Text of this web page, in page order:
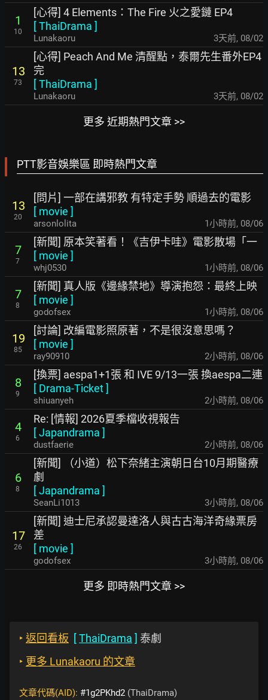
1
10
[心得] 4 Elements：The Fire 火之愛鏈 EP4
[ThaiDrama ]
Lunakaoru 3天前, 08/02
13
73
[心得] Peach And Me 清醒點，泰爾先生番外EP4
完
[ThaiDrama ]
Lunakaoru 3天前, 08/02
更多 近期熱門文章 >>
PTT影音娛樂區 即時熱門文章
13
20
[問片] 一部在講邪教 有特定手勢 順過去的電影
[ movie ]
arsonlolita 1小時前, 08/06
7
7
[新聞] 原本笑著看！《吉伊卡哇》電影散場「一
[ movie ]
whj0530 1小時前, 08/06
7
8
[新聞] 真人版《邊緣禁地》導演抱怨：最終上映
[ movie ]
godofsex 1小時前, 08/06
19
85
[討論] 改編電影照原著，不是很沒意思嗎？
[ movie ]
ray90910 2小時前, 08/06
8
9
[換票] aespa1+1張 和 IVE 9/13一張 換aespa二連
[ Drama-Ticket]
shiuanyeh 2小時前, 08/06
4
6
Re: [情報] 2026夏季檔收視報告
[Japandrama ]
dustfaerie 2小時前, 08/06
6
8
[新聞] （小道）松下奈緒主演朝日台10月期醫療
劇
[Japandrama ]
SeanLi1013 3小時前, 08/06
17
26
[新聞] 迪士尼承認曼達洛人與古古海洋奇緣票房
差
[ movie ]
godofsex 3小時前, 08/06
更多 即時熱門文章 >>
‣ 返回看板 [ThaiDrama ] 泰劇
‣ 更多 Lunakaoru 的文章
文章代碼(AID): #1g2PKhd2 (ThaiDrama)